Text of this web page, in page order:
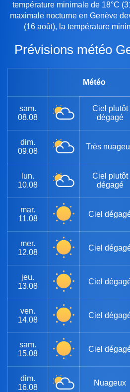
température minimale de 18°C
maximale nocturne en Genève
(16 août), la température
Prévisions météo
Météo
sam.
08.08
Ciel plutôt
dégagé
dim.
09.08
Très
lun.
10.08
Ciel plutôt
dégagé
mar.
11.08
Ciel
mer.
12.08
Ciel
jeu.
13.08
Ciel
ven.
14.08
Ciel
sam.
15.08
Ciel
dim.
16.08
Nuageux